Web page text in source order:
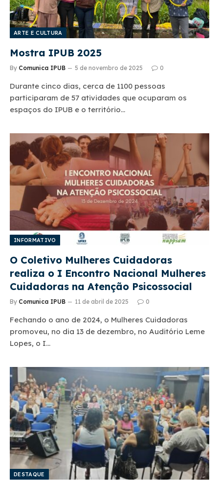
ARTE E CULTURA
Mostra IPUB 2025
By Comunica IPUB 5 de novembro de 2025 0
Durante cinco dias, cerca de 1100 pessoas
participaram de 57 atividades que ocuparam os
espaços do IPUB e o território…
INFORMATIVO
O Coletivo Mulheres Cuidadoras
realiza o I Encontro Nacional Mulheres
Cuidadoras na Atenção Psicossocial
By Comunica IPUB 11 de abril de 2025 0
Fechando o ano de 2024, o Mulheres Cuidadoras
promoveu, no dia 13 de dezembro, no Auditório Leme
Lopes, o I…
DESTAQUE